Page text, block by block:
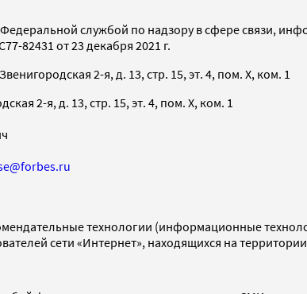
Федеральной службой по надзору в сфере связи,
82431 от 23 декабря 2021 г.
2-я, д. 13, стр. 15, эт. 4, пом. X, ком. 1
2-я, д. 13, стр. 15, эт. 4, пом. X, ком. 1
технологии (информационные
сети «Интернет», находящихся на